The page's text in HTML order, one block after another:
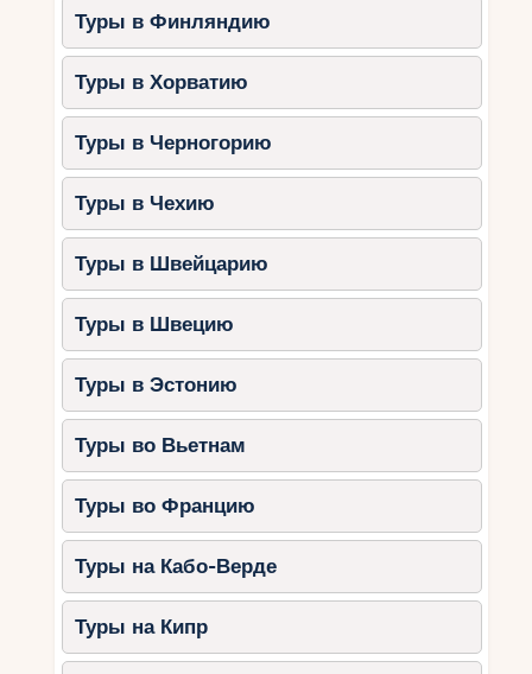
Туры в Финляндию
Туры в Хорватию
Туры в Черногорию
Туры в Чехию
Туры в Швейцарию
Туры в Швецию
Туры в Эстонию
Туры во Вьетнам
Туры во Францию
Туры на Кабо-Верде
Туры на Кипр